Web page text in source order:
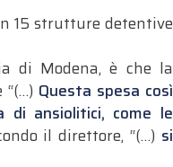
15 strutture detentive
di Modena, è che la
Questa spesa così
di ansiolitici, come le
il direttore, “(…) si